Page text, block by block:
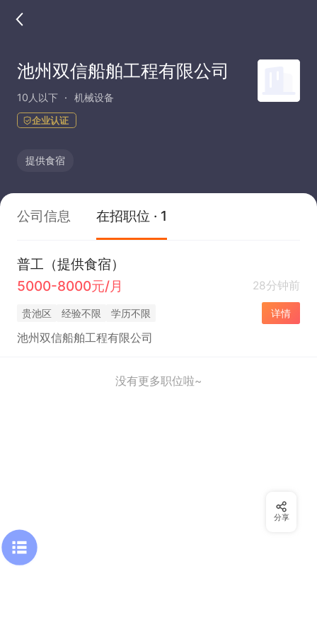
池州双信船舶工程有限公司
10人以下 机械设备
企业认证
提供食宿
公司信息 在招职位 · 1
普工（提供食宿）
5000-8000元/月
28分钟前
贵池区 经验不限 学历不限 详情
池州双信船舶工程有限公司
没有更多职位啦~
分享